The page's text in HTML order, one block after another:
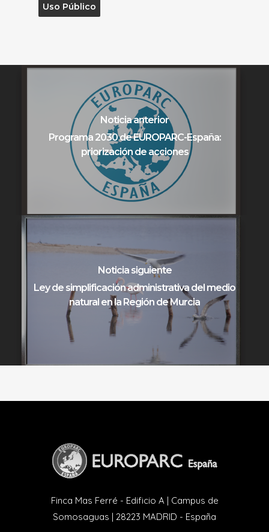
Uso Público
Noticia anterior
Programa 2030 de EUROPARC-España:
priorización de acciones
Noticia siguiente
Ley de simplificación administrativa del medio
natural en la Región de Murcia
Finca Mas Ferré - Edificio A | Campus de
Somosaguas | 28223 MADRID - España